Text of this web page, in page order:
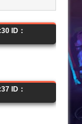
ID：
ID：